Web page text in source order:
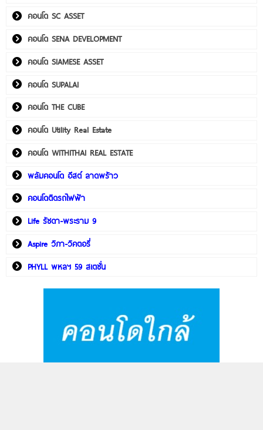
คอนโด SC ASSET
คอนโด SENA DEVELOPMENT
คอนโด SIAMESE ASSET
คอนโด SUPALAI
คอนโด THE CUBE
คอนโด Utility Real Estate
คอนโด WITHITHAI REAL ESTATE
พลัมคอนโด อีสต์ ลาดพร้าว
คอนโดติดรถไฟฟ้า
Life รัชดา-พระราม 9
Aspire วิภา-วิคตอรี่
PHYLL พหลฯ 59 สเตชั่น